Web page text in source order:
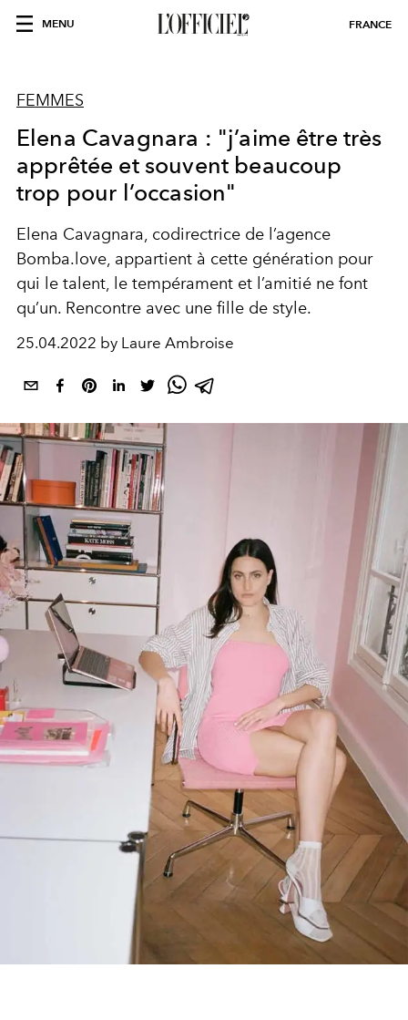
MENU FRANCE
FEMMES
Elena Cavagnara : "j’aime être très
apprêtée et souvent beaucoup
trop pour l’occasion"
Elena Cavagnara, codirectrice de l’agence
Bomba.love, appartient à cette génération pour
qui le talent, le tempérament et l’amitié ne font
qu’un. Rencontre avec une fille de style.
25.04.2022 by Laure Ambroise